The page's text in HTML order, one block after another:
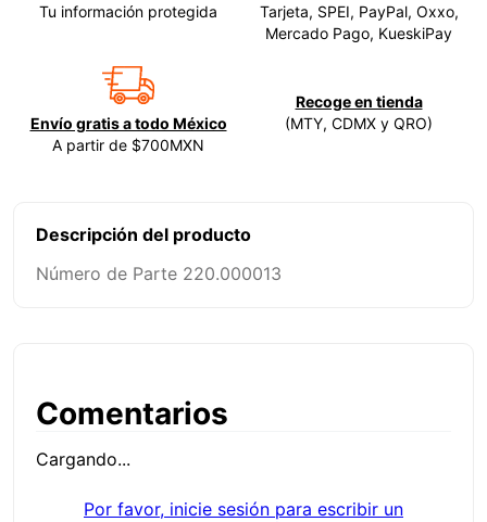
Tu información protegida
Tarjeta, SPEI, PayPal, Oxxo,
Mercado Pago, KueskiPay
Envío gratis a todo México
A partir de $700MXN
Recoge en tienda
(MTY, CDMX y QRO)
Descripción del producto
Número de Parte 220.000013
Comentarios
Cargando...
Por favor, inicie sesión para escribir un